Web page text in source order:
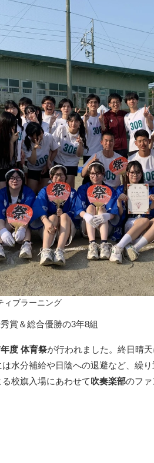
ィブラーニング
賞＆総合優勝の3年8組
度 体育祭が行われました。終日晴
水分補給や日陰への退避など、繰り
る校旗入場にあわせて吹奏楽部のファ